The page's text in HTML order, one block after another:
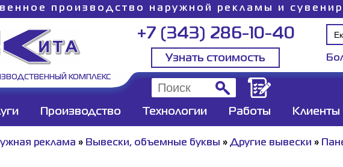
производство наружной рекламы и
КОМПЛЕКС
+7 (343) 286-10-40
Узнать стоимость
Производство Технологии Работы Клиенты
реклама » Вывески, объемные буквы » Другие вывески »